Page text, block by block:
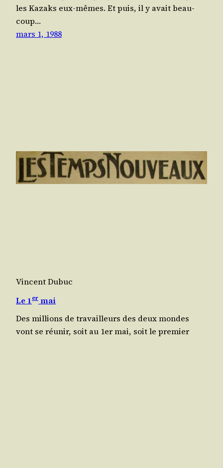
les Kazaks eux-mêmes. Et puis, il y avait beau­
coup…
mars 1, 1988
Vincent Dubuc
Le 1er mai
Des mil­lions de tra­vailleurs des deux mondes
vont se réunir, soit au 1er mai, soit le pre­mier